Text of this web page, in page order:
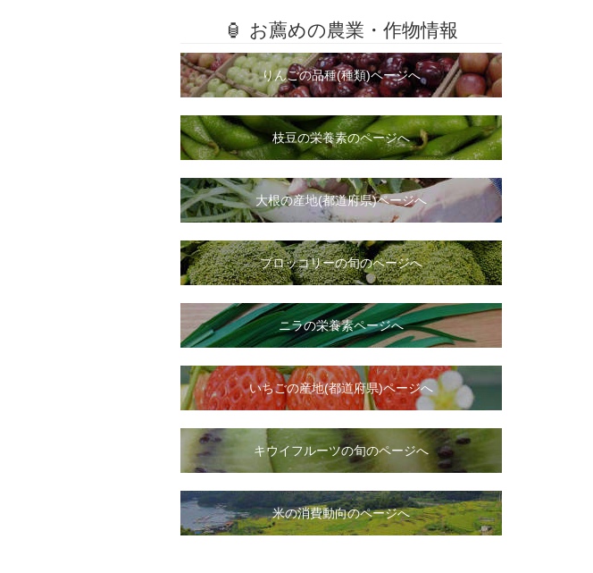
🏮 お薦めの農業・作物情報
りんごの品種(種類)ページへ
枝豆の栄養素のページへ
大根の産地(都道府県)ページへ
ブロッコリーの旬のページへ
ニラの栄養素ページへ
いちごの産地(都道府県)ページへ
キウイフルーツの旬のページへ
米の消費動向のページへ